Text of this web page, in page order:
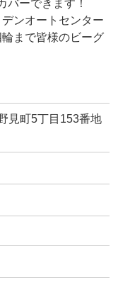
バーできます！
ンオートセンター
まで皆様のビーグ
見町5丁目153番地